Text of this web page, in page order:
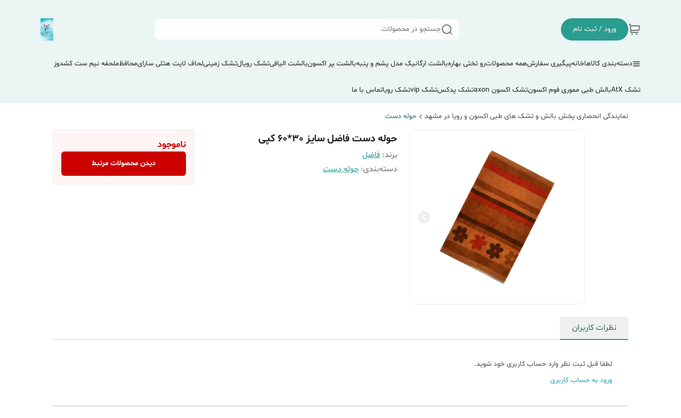
ورود / ثبت نام جستجو در محصولات
دسته‌بندی کالاهاخانهپیگیری سفارشهمه محصولاترو تختی بهارهبالشت ارگانیک مدل پشم و پنبهبالشت ‍‍‍پر اکسونبالشت الیافیتشک رویالتشک زمینیلحاف لایت هتلی سارایمحافظملحفه نیم ست کشدوز
تشک AtX بالش طبی مموری فوم اکسونتشک اکسون axon تشک پدکستشک vip تشک رویاتماس با ما
نمایندگی انحصاری پخش بالش و تشک های طبی اکسون و رویا در مشهد حوله دست
حوله دست فاضل سایز 30*60 کپی
برند: فاضل
دسته‌بندی:حوله دست
ناموجود
دیدن محصولات مرتبط
نظرات کاربران
لطفا قبل ثبت نظر وارد حساب کاربری خود شوید.
ورود به حساب کاربری